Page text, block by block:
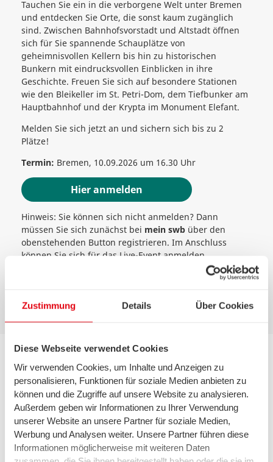
Zustimmung Details Über Cookies
Diese Webseite verwendet Cookies
Wir verwenden Cookies, um Inhalte und Anzeigen zu
personalisieren, Funktionen für soziale Medien anbieten zu
können und die Zugriffe auf unsere Website zu analysieren.
Außerdem geben wir Informationen zu Ihrer Verwendung
unserer Website an unsere Partner für soziale Medien,
Werbung und Analysen weiter. Unsere Partner führen diese
Informationen möglicherweise mit weiteren Daten
Tauchen Sie ein in die verborgene Welt unter Bremen
und entdecken Sie Orte, die sonst kaum zugänglich
sind. Zwischen Bahnhofsvorstadt und Altstadt öffnen
sich für Sie spannende Schauplätze von
geheimnisvollen Kellern bis hin zu historischen
Bunkern mit eindrucksvollen Einblicken in ihre
Geschichte. Freuen Sie sich auf besondere Stationen
wie den Bleikeller im St. Petri-Dom, dem Tiefbunker am
Hauptbahnhof und der Krypta im Monument Elefant.
Melden Sie sich jetzt an und sichern sich bis zu 2
Plätze!
Termin: Bremen, 10.09.2026 um 16.30 Uhr
Hier anmelden
Hinweis: Sie können sich nicht anmelden? Dann
müssen Sie sich zunächst bei mein swb über den
obenstehenden Button registrieren. Im Anschluss
können Sie sich für das Live-Event anmelden.
Live-Event:
Entdecken Sie das swb Kraftwerk Hastedt
Erleben Sie am traditionsreichen Kraftwerksstandort in